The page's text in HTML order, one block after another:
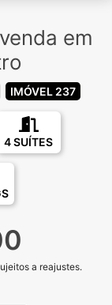
em
IMÓVEL 237
4 SUÍTES
a reajustes.